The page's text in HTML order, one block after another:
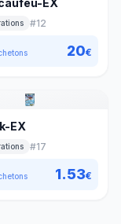
EX
#12
20€
EX
#17
1.53€